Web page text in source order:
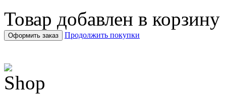
Товар добавлен в корзину
Оформить заказ Продолжить покупки